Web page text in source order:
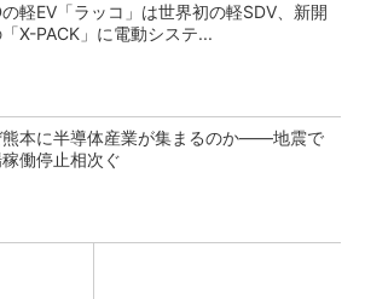
の軽EV「ラッコ」は世界初の軽SDV、新開
X-PACK」に電動システ...
熊本に半導体産業が集まるのか――地震で
働停止相次ぐ